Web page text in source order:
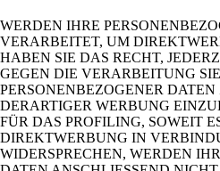
WERDEN IHRE
VERARBEITET, UM
HABEN SIE DAS RECHT,
GEGEN DIE VERARBEITUNG
PERSONENBEZOGENER
DERARTIGER WERBUNG
FÜR DAS PROFILING, SOWEIT
DIREKTWERBUNG IN
WIDERSPRECHEN, WERDEN